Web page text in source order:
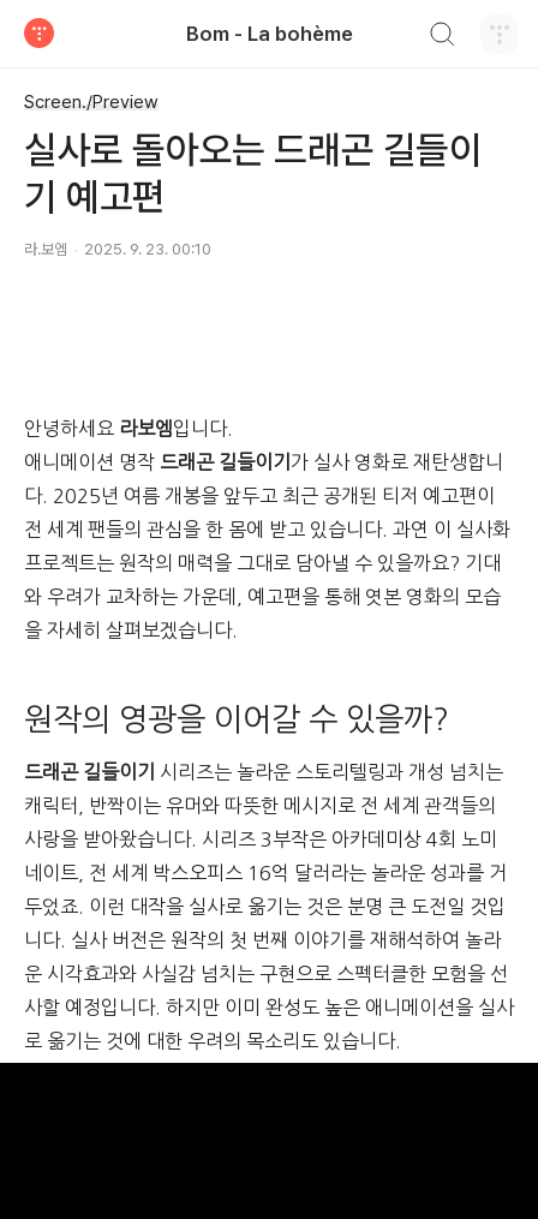
Bom - La bohème
Screen./Preview
실사로 돌아오는 드래곤 길들이
기 예고편
라.보엠 2025. 9. 23. 00:10
안녕하세요 라보엠입니다.
애니메이션 명작 드래곤 길들이기 가 실사 영화로 재탄생합니
다. 2025년 여름 개봉을 앞두고 최근 공개된 티저 예고편이
전 세계 팬들의 관심을 한 몸에 받고 있습니다. 과연 이 실사화
프로젝트는 원작의 매력을 그대로 담아낼 수 있을까요? 기대
와 우려가 교차하는 가운데, 예고편을 통해 엿본 영화의 모습
을 자세히 살펴보겠습니다.
원작의 영광을 이어갈 수 있을까?
드래곤 길들이기
시리즈는 놀라운 스토리텔링과 개성 넘치는
캐릭터, 반짝이는 유머와 따뜻한 메시지로 전 세계 관객들의
사랑을 받아왔습니다. 시리즈 3부작은 아카데미상 4회 노미
네이트, 전 세계 박스오피스 16억 달러라는 놀라운 성과를 거
두었죠. 이런 대작을 실사로 옮기는 것은 분명 큰 도전일 것입
니다. 실사 버전은 원작의 첫 번째 이야기를 재해석하여 놀라
운 시각효과와 사실감 넘치는 구현으로 스펙터클한 모험을 선
사할 예정입니다. 하지만 이미 완성도 높은 애니메이션을 실사
로 옮기는 것에 대한 우려의 목소리도 있습니다.